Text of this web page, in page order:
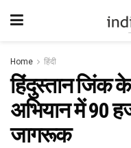
Home हिंदी
हिंदुस्तान जिंक
अभियान में 90
जागरूक